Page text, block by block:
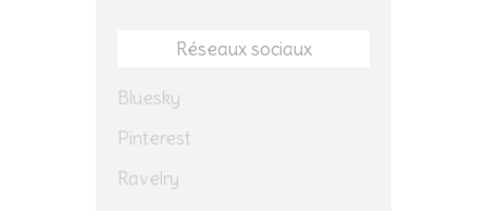
Réseaux sociaux
Bluesky
Pinterest
Ravelry